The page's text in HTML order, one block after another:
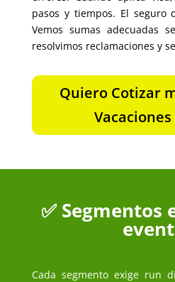
pasos y tiempos. El
Vemos sumas adecuadas
resolvimos reclamaciones y
Quiero Cotizar
✅ Segmentos
Cada segmento exige run